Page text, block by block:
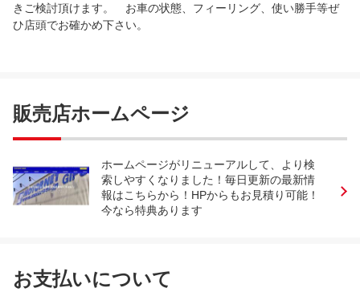
きご検討頂けます。 お車の状態、フィーリング、使い勝手等ぜ
ひ店頭でお確かめ下さい。
販売店ホームページ
ホームページがリニューアルして、より検
索しやすくなりました！毎日更新の最新情
報はこちらから！HPからもお見積り可能！
今なら特典あります
お支払いについて